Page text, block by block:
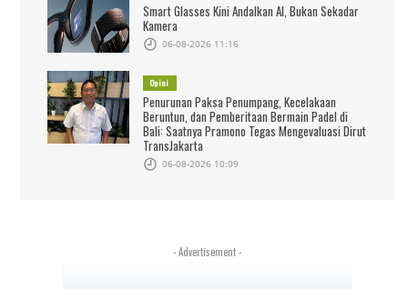
Smart Glasses Kini Andalkan AI, Bukan Sekadar
Kamera
06-08-2026 11:16
Opini
Penurunan Paksa Penumpang, Kecelakaan
Beruntun, dan Pemberitaan Bermain Padel di
Bali: Saatnya Pramono Tegas Mengevaluasi Dirut
TransJakarta
06-08-2026 10:09
- Advertisement -